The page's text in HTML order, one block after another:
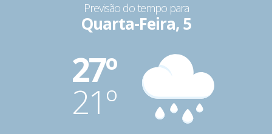
Previsão do tempo para
Quarta-Feira, 5
27º
21º